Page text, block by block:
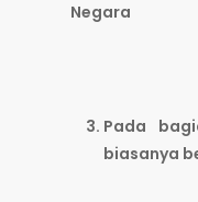
Negara
Pada
biasanya